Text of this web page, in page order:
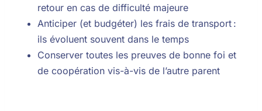
retour en cas de difficulté majeure
Anticiper (et budgéter) les frais de transport :
ils évoluent souvent dans le temps
Conserver toutes les preuves de bonne foi et
de coopération vis-à-vis de l’autre parent